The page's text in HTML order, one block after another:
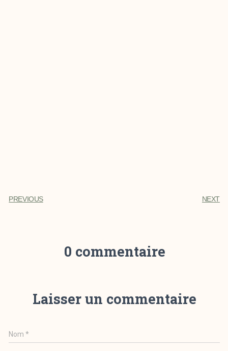
PREVIOUS NEXT
0 commentaire
Laisser un commentaire
Nom*